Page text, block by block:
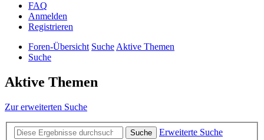
FAQ
Anmelden
Registrieren
Foren-Übersicht SucheAktive Themen
Suche
Aktive Themen
Zur erweiterten Suche
Suche
Erweiterte Suche